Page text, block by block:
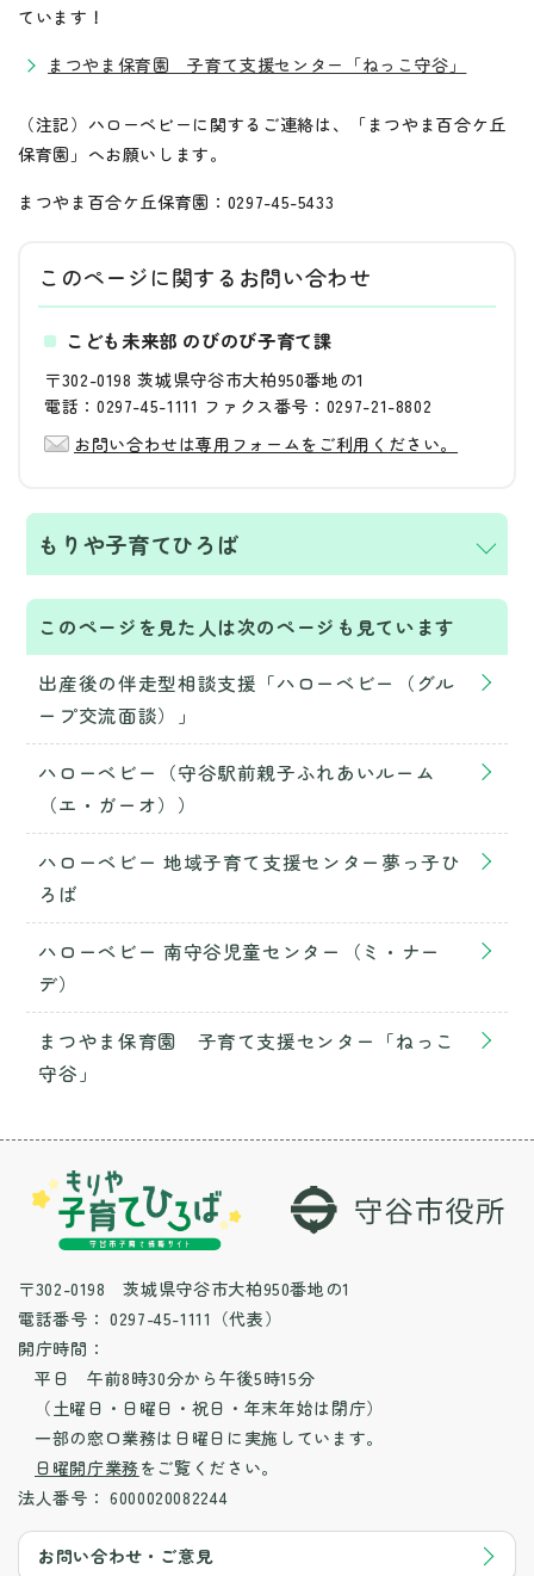
ています！
まつやま保育園 子育て支援センター「ねっこ守谷」
（注記）ハローベビーに関するご連絡は、「まつやま百合ケ丘
保育園」へお願いします。
まつやま百合ケ丘保育園：0297-45-5433
このページに関する お問い合わせ
こども未来部 のびのび子育て課
〒302-0198 茨城県守谷市大柏950番地の1
電話：0297-45-1111 ファクス番号：0297-21-8802
お問い合わせは専用フォームをご利用ください。
もりや子育てひろば
このページを見た人は次のページも見ています
出産後の伴走型相談支援「ハローベビー（グル
ープ交流面談）」
ハローベビー（守谷駅前親子ふれあいルーム
（エ・ガーオ））
ハローベビー 地域子育て支援センター夢っ子ひ
ろば
ハローベビー 南守谷児童センター（ミ・ナー
デ）
まつやま保育園 子育て支援センター「ねっこ
守谷」
〒302-0198 茨城県守谷市大柏950番地の1
電話番号： 0297-45-1111（代表）
開庁時間：
平日 午前8時30分から午後5時15分
（土曜日・日曜日・祝日・年末年始は閉庁）
一部の窓口業務は日曜日に実施しています。
日曜開庁業務をご覧ください。
法人番号： 6000020082244
お問い合わせ・ご意見